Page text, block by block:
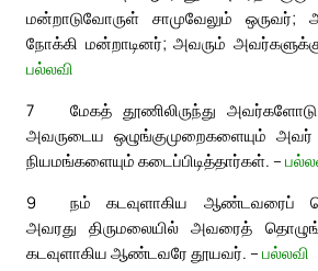
மன்றாடுவோருள் சாமுவேலும்
நோக்கி மன்றாடினர்; அவரும்
பல்லவி
7
மேகத் தூணிலிருந்து
அவருடைய ஒழுங்குமுறைகளையும்
நியமங்களையும் கடைப்பிடித்தார்கள். –
9
நம் கடவுளாகிய ஆண்டவரைப்
அவரது திருமலையில் அவரைத்
கடவுளாகிய ஆண்டவரே தூயவர். – பல்லவி